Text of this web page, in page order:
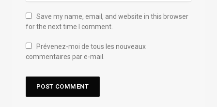
Save my name, email, and website in this browser
for the next time I comment.
Prévenez-moi de tous les nouveaux
commentaires par e-mail.